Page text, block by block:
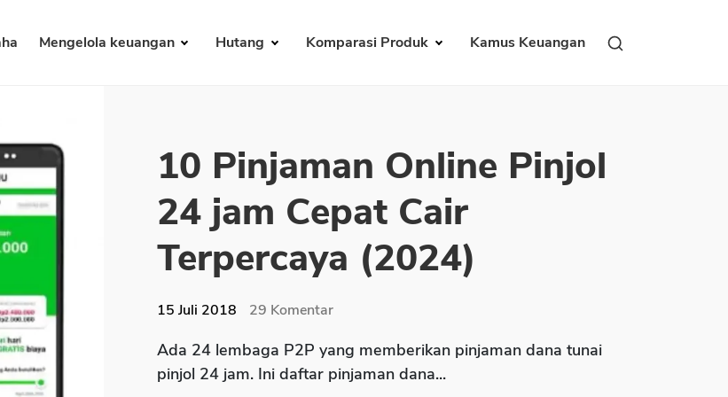
Mengelola keuangan Hutang Komparasi Produk Kamus Keuangan
10 Pinjaman Online Pinjol
24 jam Cepat Cair
Terpercaya (2024)
15 Juli 2018 29 Komentar
Ada 24 lembaga P2P yang memberikan pinjaman dana tunai
pinjol 24 jam. Ini daftar pinjaman dana...